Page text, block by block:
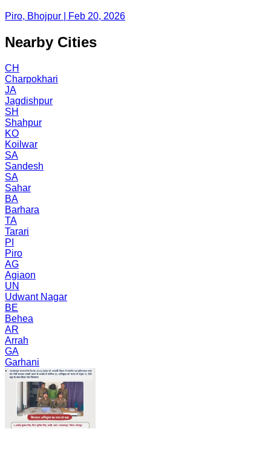
Piro, Bhojpur | Feb 20, 2026
Nearby Cities
CH
Charpokhari
JA
Jagdishpur
SH
Shahpur
KO
Koilwar
SA
Sandesh
SA
Sahar
BA
Barhara
TA
Tarari
PI
Piro
AG
Agiaon
UN
Udwant Nagar
BE
Behea
AR
Arrah
GA
Garhani